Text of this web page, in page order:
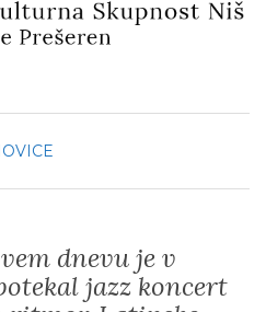
dnevu je v
jazz koncert